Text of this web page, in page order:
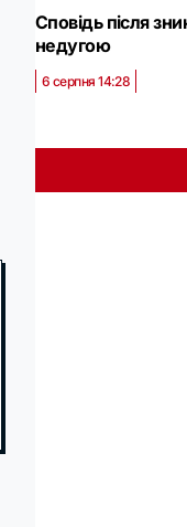
Сповідь після
недугою
6 серпня 14:28